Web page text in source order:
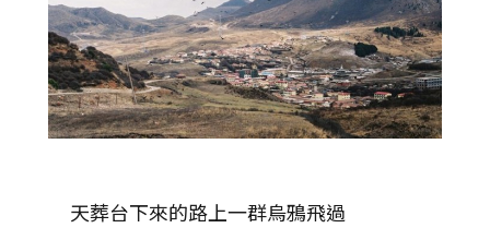
天葬台下來的路上一群烏鴉飛過